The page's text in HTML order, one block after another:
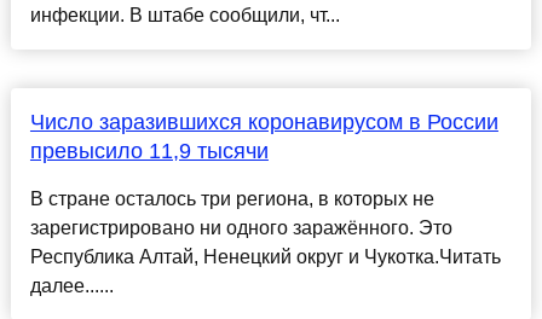
инфекции. В штабе сообщили, чт...
Число заразившихся коронавирусом в России
превысило 11,9 тысячи
В стране осталось три региона, в которых не
зарегистрировано ни одного заражённого. Это
Республика Алтай, Ненецкий округ и Чукотка.Читать
далее......